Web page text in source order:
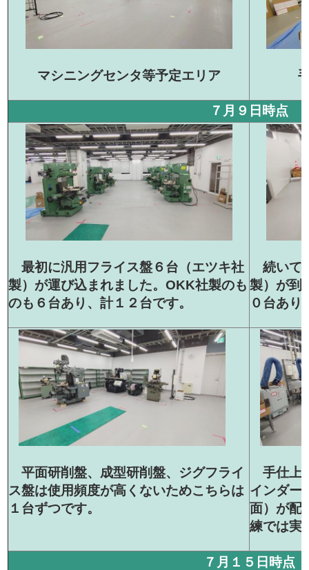
マシニングセンタ等予定エリア
７月９日時点
最初に汎用フライス盤６台（エツキ社
製）が運び込まれました。OKK社製のも
のも６台あり、計１２台です。
続いて
製）が到
０台あり
平面研削盤、成型研削盤、ジグフライ
ス盤は使用頻度が高くないためこちらは
１台ずつです。
手仕上
インダー
面）が配
練では実
７月１５日時点